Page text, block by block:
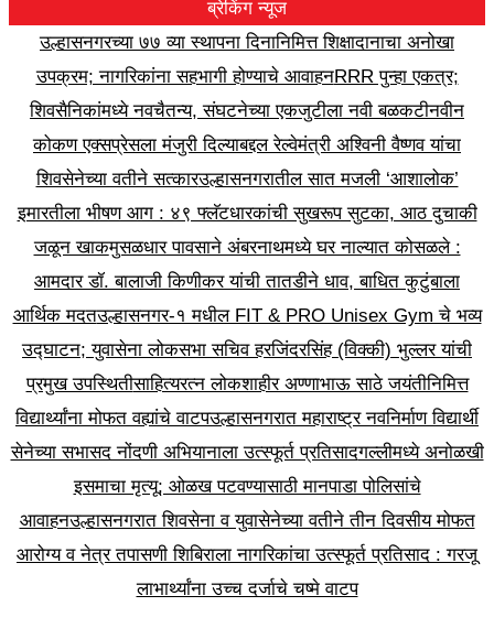
ब्रेकिंग न्यूज
उल्हासनगरच्या ७७ व्या स्थापना दिनानिमित्त शिक्षादानाचा अनोखा
उपक्रम; नागरिकांना सहभागी होण्याचे आवाहनRRR पुन्हा एकत्र;
शिवसैनिकांमध्ये नवचैतन्य, संघटनेच्या एकजुटीला नवी बळकटीनवीन
कोकण एक्सप्रेसला मंजुरी दिल्याबद्दल रेल्वेमंत्री अश्विनी वैष्णव यांचा
शिवसेनेच्या वतीने सत्कारउल्हासनगरातील सात मजली ‘आशालोक’
इमारतीला भीषण आग : ४९ फ्लॅटधारकांची सुखरूप सुटका, आठ दुचाकी
जळून खाकमुसळधार पावसाने अंबरनाथमध्ये घर नाल्यात कोसळले :
आमदार डॉ. बालाजी किणीकर यांची तातडीने धाव, बाधित कुटुंबाला
आर्थिक मदतउल्हासनगर-१ मधील FIT & PRO Unisex Gym चे भव्य
उद्घाटन; युवासेना लोकसभा सचिव हरजिंदरसिंह (विक्की) भुल्लर यांची
प्रमुख उपस्थितीसाहित्यरत्न लोकशाहीर अण्णाभाऊ साठे जयंतीनिमित्त
विद्यार्थ्यांना मोफत वह्यांचे वाटपउल्हासनगरात महाराष्ट्र नवनिर्माण विद्यार्थी
सेनेच्या सभासद नोंदणी अभियानाला उत्स्फूर्त प्रतिसादगल्लीमध्ये अनोळखी
इसमाचा मृत्यू; ओळख पटवण्यासाठी मानपाडा पोलिसांचे
आवाहनउल्हासनगरात शिवसेना व युवासेनेच्या वतीने तीन दिवसीय मोफत
आरोग्य व नेत्र तपासणी शिबिराला नागरिकांचा उत्स्फूर्त प्रतिसाद : गरजू
लाभार्थ्यांना उच्च दर्जाचे चष्मे वाटप